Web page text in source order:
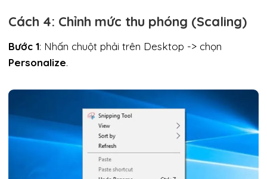
Cách 4: Chỉnh mức thu phóng (Scaling)
Bước 1: Nhấn chuột phải trên Desktop -> chọn
Personalize.